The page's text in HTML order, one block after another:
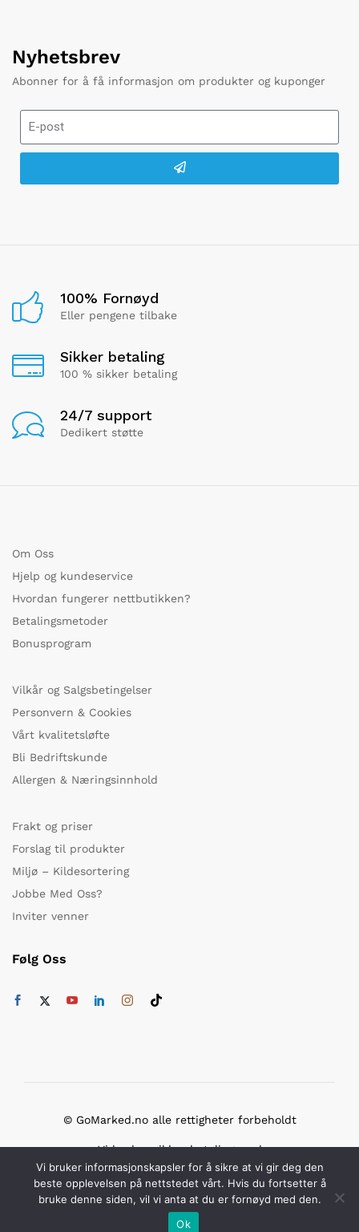
Nyhetsbrev
Abonner for å få informasjon om produkter og kuponger
100% Fornøyd
Eller pengene tilbake
Sikker betaling
100 % sikker betaling
24/7 support
Dedikert støtte
Om Oss
Hjelp og kundeservice
Hvordan fungerer nettbutikken?
Betalingsmetoder
Bonusprogram
Vilkår og Salgsbetingelser
Personvern & Cookies
Vårt kvalitetsløfte
Bli Bedriftskunde
Allergen & Næringsinnhold
Frakt og priser
Forslag til produkter
Miljø – Kildesortering
Jobbe Med Oss?
Inviter venner
Følg Oss
© GoMarked.no alle rettigheter forbeholdt
Vi bruker sikker betaling med
Vi bruker informasjonskapsler for å sikre at vi gir deg den
beste opplevelsen på nettstedet vårt. Hvis du fortsetter å
bruke denne siden, vil vi anta at du er fornøyd med den.
Ok